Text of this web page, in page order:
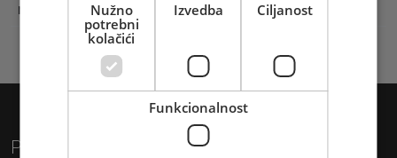
Naklada 100 komada
Privatni korisnici
Nužno
potrebni
kolačići
Izvedba Ciljanost
Funkcionalnost